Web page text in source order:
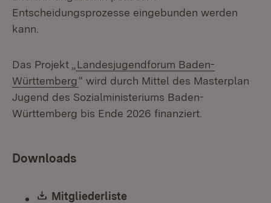
Entscheidungsprozesse eingebunden werden
kann.
Das Projekt „
Landesjugendforum Baden-
Württemberg“ wird durch Mittel des Masterplan
Jugend des Sozialministeriums Baden-
Württemberg bis Ende 2026 finanziert.
Downloads
Download:
Mitgliederliste